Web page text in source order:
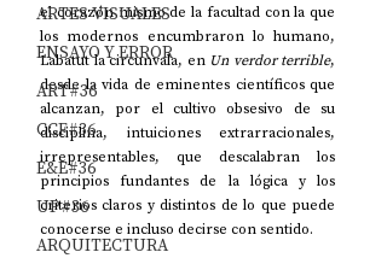
ARTES VISUALES
ENSAYO Y ERROR
ART#36
CCF#36
E&E#36
UP#36
ARQUITECTURA
el corazón mismo de la facultad con la que
los modernos encumbraron lo humano,
Labatut la circunvala, en Un verdor terrible,
desde la vida de eminentes científicos que
alcanzan, por el cultivo obsesivo de su
disciplina, intuiciones extrarracionales,
irrepresentables, que descalabran los
principios fundantes de la lógica y los
criterios claros y distintos de lo que puede
conocerse e incluso decirse con sentido.